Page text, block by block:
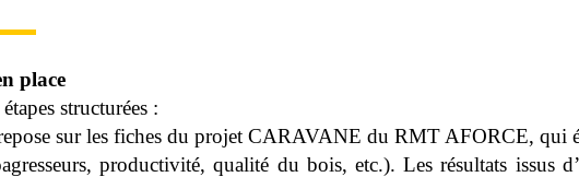
place
structurées :
sur les fiches du projet CARAVANE du RMT AFORCE, qui
productivité, qualité du bois, etc.). Les résultats issus